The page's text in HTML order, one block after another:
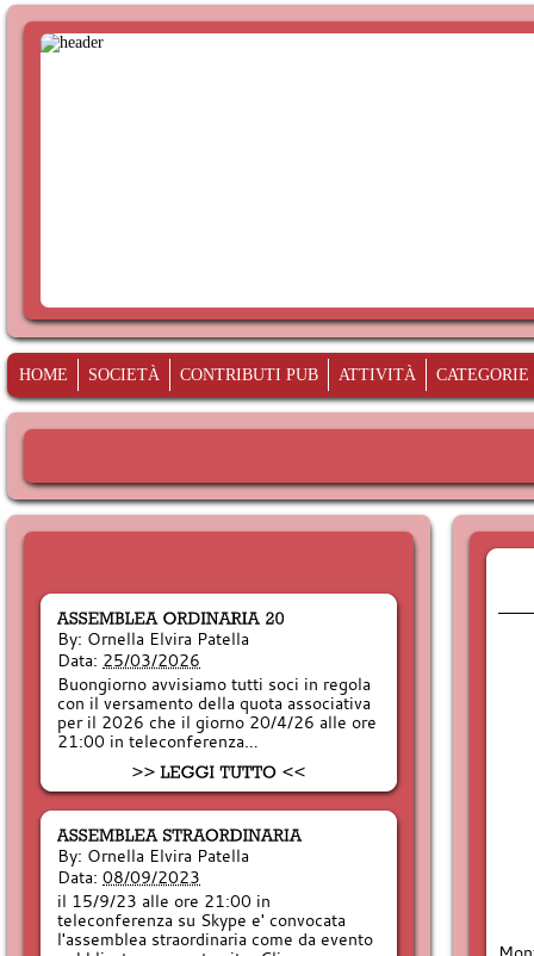
HOME SOCIETÀ CONTRIBUTI PUB ATTIVITÀ CATEGORIE
By: Ornella Elvira Patella
Data: 25/03/2026
Buongiorno avvisiamo tutti soci in regola
con il versamento della quota associativa
per il 2026 che il giorno 20/4/26 alle ore
21:00 in teleconferenza…
By: Ornella Elvira Patella
Data: 08/09/2023
il 15/9/23 alle ore 21:00 in
teleconferenza su Skype e' convocata
l'assemblea straordinaria come da evento